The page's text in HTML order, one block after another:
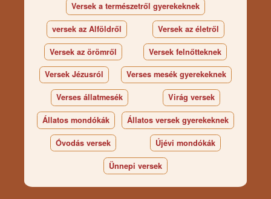
Versek a természetről gyerekeknek
versek az Alföldről Versek az életről
Versek az örömről Versek felnőtteknek
Versek Jézusról Verses mesék gyerekeknek
Verses állatmesék Virág versek
Állatos mondókák Állatos versek gyerekeknek
Óvodás versek Újévi mondókák
Ünnepi versek